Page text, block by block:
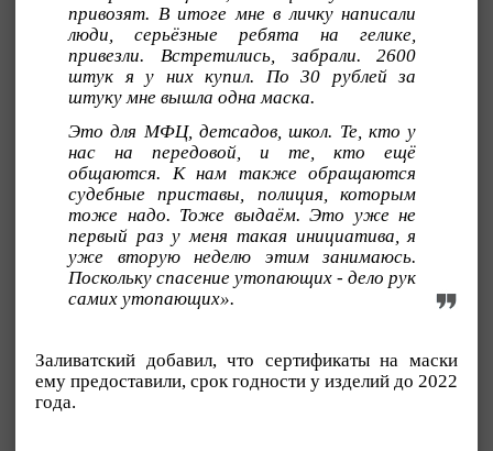
привозят. В итоге мне в личку написали
люди, серьёзные ребята на гелике,
привезли. Встретились, забрали. 2600
штук я у них купил. По 30 рублей за
штуку мне вышла одна маска.
Это для МФЦ, детсадов, школ. Те, кто у
нас на передовой, и те, кто ещё
общаются. К нам также обращаются
судебные приставы, полиция, которым
тоже надо. Тоже выдаём. Это уже не
первый раз у меня такая инициатива, я
уже вторую неделю этим занимаюсь.
Поскольку спасение утопающих - дело рук
самих утопающих».
Заливатский добавил, что сертификаты на маски
ему предоставили, срок годности у изделий до 2022
года.